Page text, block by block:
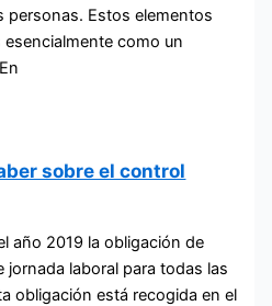
personas. Estos elementos
como un
sobre el control
año 2019 la obligación de
jornada laboral para todas las
obligación está recogida en el